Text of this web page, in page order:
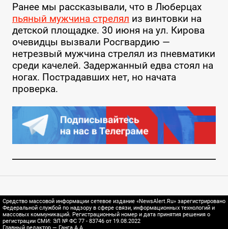
Ранее мы рассказывали, что в Люберцах
пьяный мужчина стрелял из винтовки на
детской площадке. 30 июня на ул. Кирова
очевидцы вызвали Росгвардию —
нетрезвый мужчина стрелял из пневматики
среди качелей. Задержанный едва стоял на
ногах. Пострадавших нет, но начата
проверка.
Средство массовой информации сетевое издание «NewsAlert.Ru» зарегистрировано
Федеральной службой по надзору в сфере связи, информационных технологий и
массовых коммуникаций. Регистрационный номер и дата принятия решения о
регистрации СМИ: ЭЛ № ФС 77 - 83746 от 19.08.2022